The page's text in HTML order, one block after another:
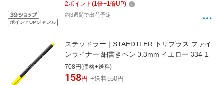
ポイントUPジャンル
2ポイント (1倍+1倍UP)
約3週間で出荷予定
ステッドラー｜STAEDTLER トリプラス ファイ
ンライナー 細書きペン 0.3mm イエロー 334-1
708円(価格+送料)
158 円 +送料550円